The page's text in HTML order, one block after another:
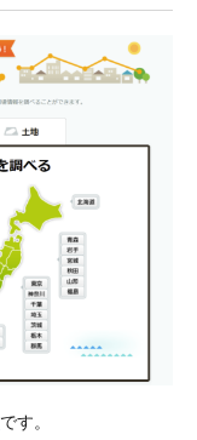
です。